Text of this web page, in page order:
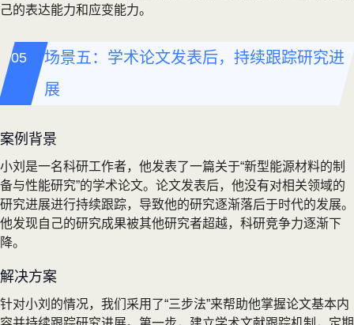
己的表达能力和应变能力。
场景五：学术论文发表后，持续跟踪研究进
展
案例背景
小刘是一名科研工作者，他发表了一篇关于“新型能源材料的制
备与性能研究”的学术论文。论文发表后，他没有对相关领域的
研究进展进行持续跟踪，导致他的研究逐渐落后于时代的发展。
他发现自己的研究成果被其他研究者超越，科研竞争力逐渐下
降。
解决方案
针对小刘的情况，我们采用了“三步法”来帮助他掌握论文基本内